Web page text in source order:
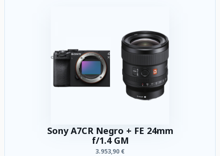
Sony A7CR Negro + FE 24mm
f/1.4 GM
3.953,90 €